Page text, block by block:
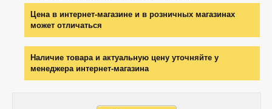
Цена в интернет-магазине и в розничных магазинах
может отличаться
Наличие товара и актуальную цену уточняйте у
менеджера интернет-магазина